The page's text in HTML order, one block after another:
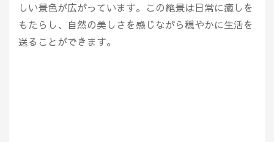
しい景色が広がっています。この絶景は日常に癒しを
もたらし、自然の美しさを感じながら穏やかに生活を
送ることができます。